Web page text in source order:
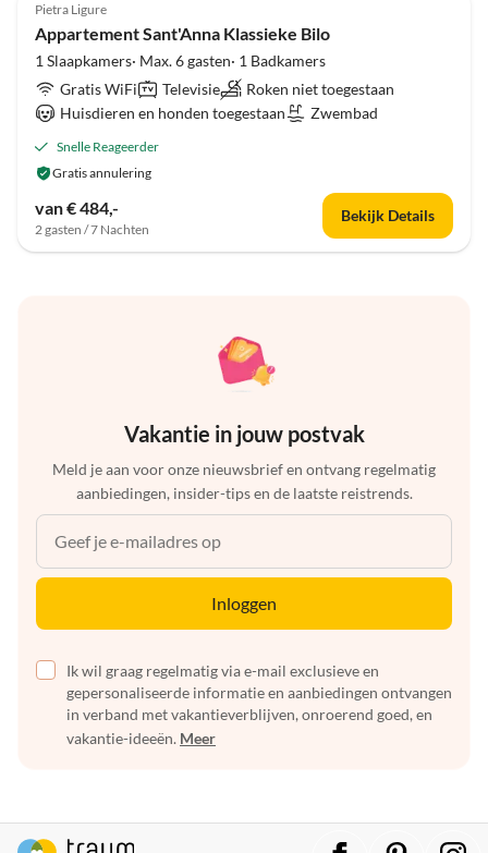
Pietra Ligure
Appartement Sant'Anna Klassieke Bilo
1 Slaapkamers· Max. 6 gasten· 1 Badkamers
Gratis WiFi
Televisie
Roken niet toegestaan
Huisdieren en honden toegestaan
Zwembad
Snelle Reageerder
Gratis annulering
van € 484,-
2 gasten / 7 Nachten
Bekijk Details
Vakantie in jouw postvak
Meld je aan voor onze nieuwsbrief en ontvang regelmatig
aanbiedingen, insider-tips en de laatste reistrends.
Inloggen
Ik wil graag regelmatig via e-mail exclusieve en
gepersonaliseerde informatie en aanbiedingen ontvangen
in verband met vakantieverblijven, onroerend goed, en
vakantie-ideeën. Meer